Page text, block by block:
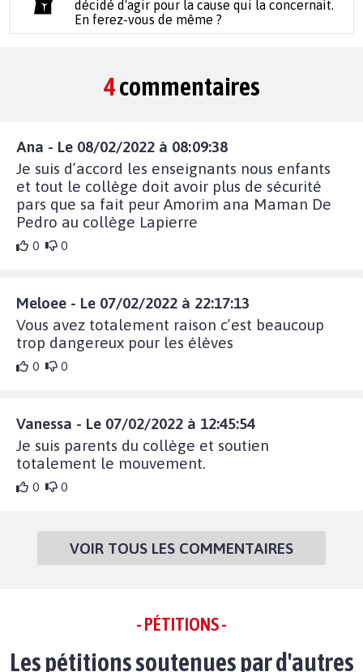
décidé d'agir pour la cause qui la concernait.
En ferez-vous de même ?
4commentaires
Ana - Le 08/02/2022 à 08:09:38
Je suis d’accord les enseignants nous enfants
et tout le collège doit avoir plus de sécurité
pars que sa fait peur Amorim ana Maman De
Pedro au collège Lapierre
0 0
Meloee - Le 07/02/2022 à 22:17:13
Vous avez totalement raison c’est beaucoup
trop dangereux pour les élèves
0 0
Vanessa - Le 07/02/2022 à 12:45:54
Je suis parents du collège et soutien
totalement le mouvement.
0 0
VOIR TOUS LES COMMENTAIRES
- PÉTITIONS -
Les pétitions soutenues par d'autres